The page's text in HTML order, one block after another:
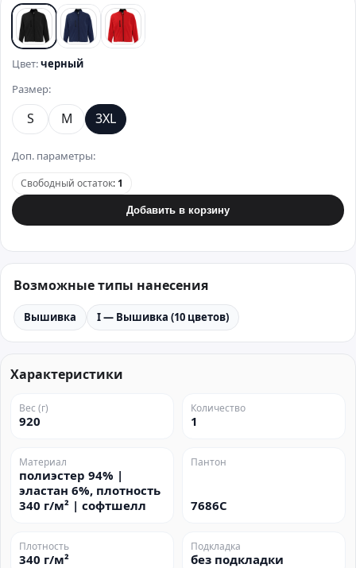
черный синий красный
Цвет:черный
Размер:
S M 3XL
Доп. параметры:
Свободный остаток: 1
Добавить в корзину
Возможные типы нанесения
Вышивка I — Вышивка (10 цветов)
Характеристики
Вес (г)
920
Количество
1
Материал
полиэстер 94% |
эластан 6%, плотность
340 г/м² | софтшелл
Пантон
7686C
Плотность
340 г/м²
Подкладка
без подкладки